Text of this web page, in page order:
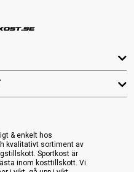
& enkelt hos
kvalitativt sortiment av
Sportkost är
inom kosttillskott. Vi